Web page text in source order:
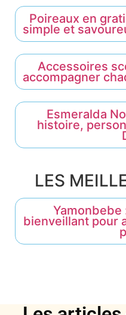
Poireaux en
simple et
Accessoires
accompagner
Esmeralda
histoire,
LES
Yamonbebe
bienveillant pour